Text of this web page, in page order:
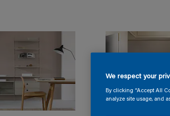
We respect your
By clicking “Accept All
analyze site usage, and